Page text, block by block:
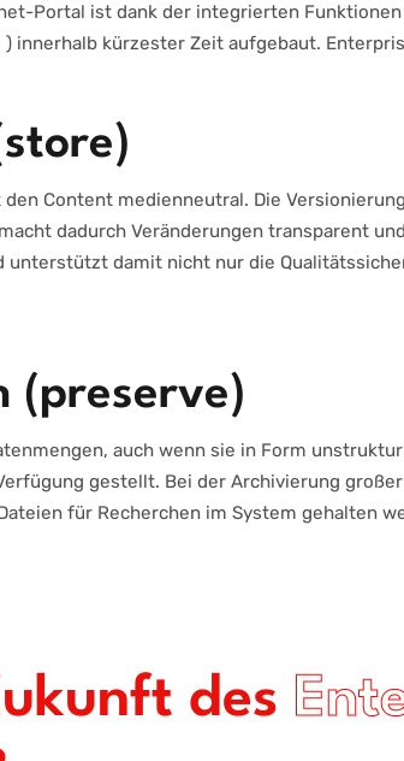
Portal ist dank der integrierten
innerhalb kürzester Zeit aufgebaut.
Content medienneutral. Die
dadurch Veränderungen transparent
unterstützt damit nicht nur die
(preserve)
auch wenn sie in Form
gestellt. Bei der Archivierung
für Recherchen im System gehalten
des